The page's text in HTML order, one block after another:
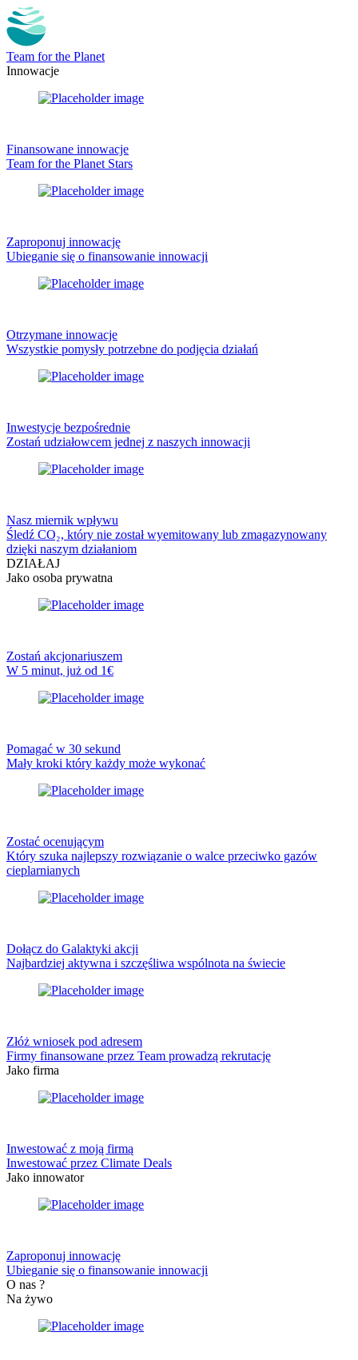
Team for the Planet
Innowacje
Finansowane innowacje
Team for the Planet Stars
Zaproponuj innowację
Ubieganie się o finansowanie innowacji
Otrzymane innowacje
Wszystkie pomysły potrzebne do podjęcia działań
Inwestycje bezpośrednie
Zostań udziałowcem jednej z naszych innowacji
Nasz miernik wpływu
Śledź CO₂, który nie został wyemitowany lub zmagazynowany
dzięki naszym działaniom
DZIAŁAJ
Jako osoba prywatna
Zostań akcjonariuszem
W 5 minut, już od 1€
Pomagać w 30 sekund
Mały kroki który każdy może wykonać
Zostać ocenującym
Który szuka najlepszy rozwiązanie o walce przeciwko gazów
cieplarnianych
Dołącz do Galaktyki akcji
Najbardziej aktywna i szczęśliwa wspólnota na świecie
Złóż wniosek pod adresem
Firmy finansowane przez Team prowadzą rekrutację
Jako firma
Inwestować z moją firmą
Inwestować przez Climate Deals
Jako innowator
Zaproponuj innowację
Ubieganie się o finansowanie innowacji
O nas ?
Na żywo